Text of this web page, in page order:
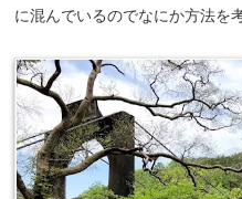
に混んでいるのでなにか方法を